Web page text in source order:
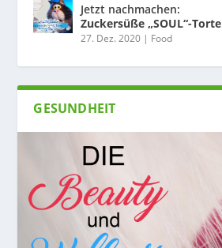
Jetzt nachmachen:
Zuckersüße „SOUL“-Torte
27. Dez. 2020 | Food
GESUNDHEIT